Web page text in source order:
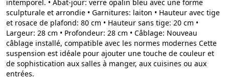
intemporel. • Abat-jour: verre opalin bleu avec une forme
sculpturale et arrondie • Garnitures: laiton • Hauteur avec tige
et rosace de plafond: 80 cm • Hauteur sans tige: 20 cm •
Largeur: 28 cm • Profondeur: 28 cm • Câblage: Nouveau
câblage installé, compatible avec les normes modernes Cette
suspension est idéale pour ajouter une touche de couleur et
de sophistication aux salles à manger, aux cuisines ou aux
entrées.